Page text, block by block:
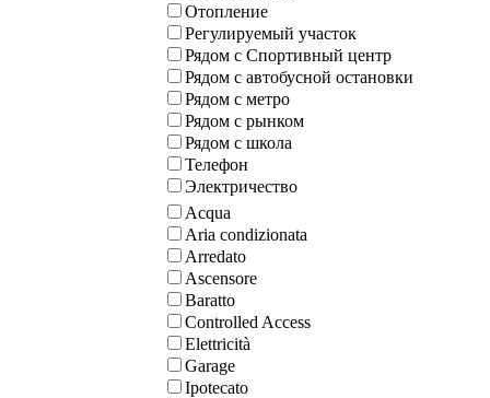
Отопление
Регулируемый участок
Рядом с Спортивный центр
Рядом с автобусной остановки
Рядом с метро
Рядом с рынком
Рядом с школа
Телефон
Электричество
Acqua
Aria condizionata
Arredato
Ascensore
Baratto
Controlled Access
Elettricità
Garage
Ipotecato